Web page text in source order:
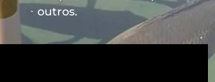
outros.